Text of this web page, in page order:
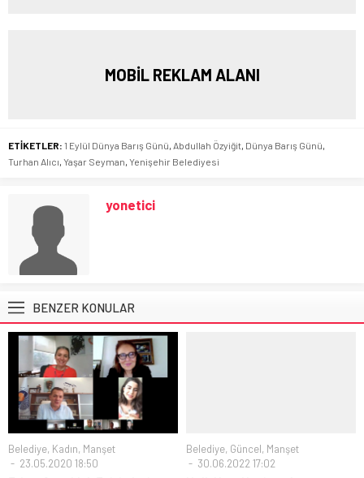
MOBİL REKLAM ALANI
ETİKETLER: 1 Eylül Dünya Barış Günü Abdullah Özyiğit Dünya Barış Günü
Turhan Alıcı Yaşar Seyman Yenişehir Belediyesi
yonetici
BENZER KONULAR
Belediye, Kadın, Manşet
23.05.2020 18:50
Belediye, Güncel, Manşet
30.06.2022 17:02